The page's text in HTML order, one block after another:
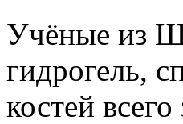
Учёные из
гидрогель,
костей